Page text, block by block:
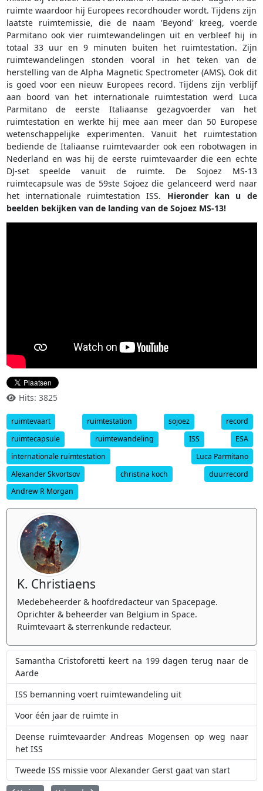
ruimte waardoor hij Europees recordhouder wordt. Tijdens zijn
laatste ruimtemissie, die de naam 'Beyond' kreeg, voerde
Parmitano ook vier ruimtewandelingen uit en verbleef hij in
totaal 33 uur en 9 minuten buiten het ruimtestation. Zijn
ruimtewandelingen stonden vooral in het teken van de
herstelling van de Alpha Magnetic Spectrometer (AMS). Ook dit
is goed voor een nieuw Europees record. Tijdens zijn verblijf
aan boord van het internationale ruimtestation werd Luca
Parmitano de eerste Italiaanse gezagvoerder van het
ruimtestation en werkte hij mee aan meer dan 50 Europese
wetenschappelijke experimenten. Vanuit het ruimtestation
bediende de Italiaanse ruimtevaarder ook een robotwagen in
Nederland en was hij de eerste ruimtevaarder die een echte
DJ-set speelde vanuit de ruimte. De Sojoez MS-13
ruimtecapsule was de 59ste Sojoez die gelanceerd werd naar
het internationale ruimtestation ISS. Hieronder kan u de
beelden bekijken van de landing van de Sojoez MS-13!
Hits: 3825
ruimtevaart ruimtestation sojoez
record
ruimtecapsule
ruimtewandeling ISS
ESA
internationale ruimtestation
Luca Parmitano
Alexander Skvortsov
christina koch
duurrecord
Andrew R Morgan
K. Christiaens
Medebeheerder & hoofdredacteur van Spacepage.
Oprichter & beheerder van Belgium in Space.
Ruimtevaart & sterrenkunde redacteur.
Samantha Cristoforetti keert na 199 dagen terug naar de
Aarde
ISS bemanning voert ruimtewandeling uit
Voor één jaar de ruimte in
Deense ruimtevaarder Andreas Mogensen op weg naar
het ISS
Tweede ISS missie voor Alexander Gerst gaat van start